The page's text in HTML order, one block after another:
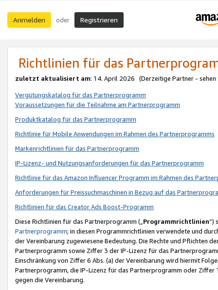
Anmelden oder Registrieren
Richtlinien für das
zuletzt aktualisiert am: 14. April 2026 (Derzeitige Partner - sehen
Vergütungskatalog für das Partnerprogramm
Voraussetzungen für die Teilnahme am Partnerprogramm
Produktkatalog für das Partnerprogramm
Richtlinie für Mobile Anwendungen im Rahmen des Partnerprogramms
Markenrichtlinien für das Partnerprogramm
IP-Lizenz- und Nutzungsanforderungen für das Partnerprogramm
Richtlinie für das Amazon Influencer Programm im Rahmen des
Anforderungen für Preissuchmaschinen in Bezug auf das
Richtlinien für das Creator Ads Boost-Programm
Diese Richtlinien für das Partnerprogramm („Programmrichtlinien“)
Partnerprogramm; in diesen Programmrichtlinien verwendete und
der Vereinbarung zugewiesene Bedeutung. Die Rechte und Pflichten
Partnerprogramm sowie Ziffer 3 der IP-Lizenz für das
Einschränkung von Ziffer 6 Abs. (a) der Vereinbarung wird hiermit
Partnerprogramm, die IP-Lizenz für das Partnerprogramm oder
gegen die Vereinbarung.